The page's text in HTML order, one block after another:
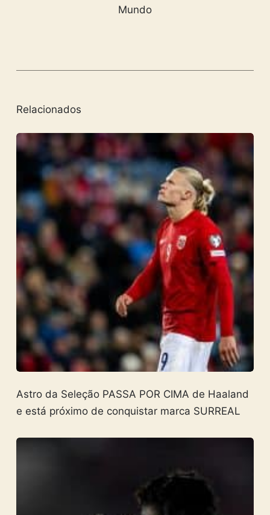
Mundo
Relacionados
Astro da Seleção PASSA POR CIMA de Haaland
e está próximo de conquistar marca SURREAL